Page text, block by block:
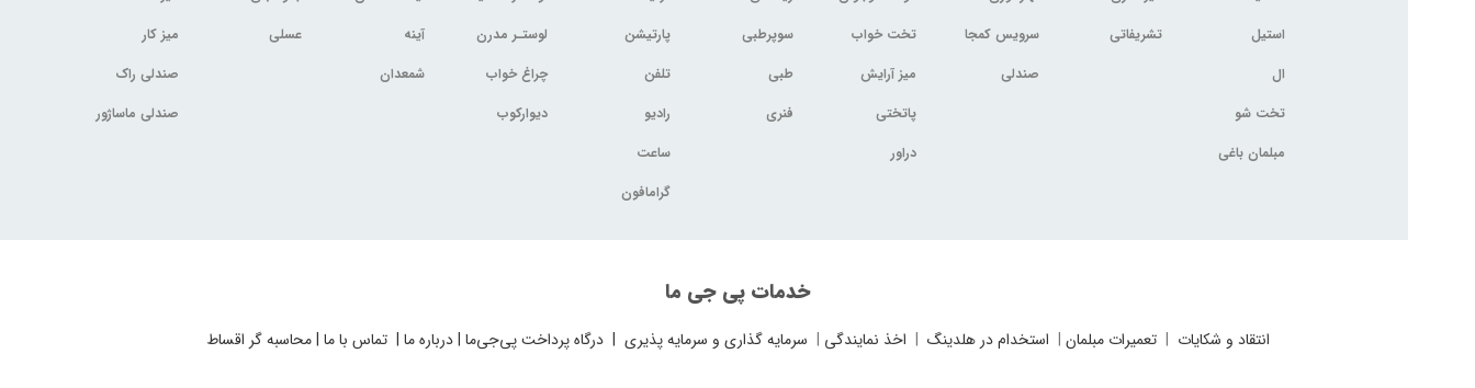
میز کار
صندلی راک
صندلی ماساژور
عسلی
آینه
شمعدان
لوستـر مدرن
چراغ خواب
دیوارکوب
پارتیشن
تلفن
رادیو
ساعت
گرامافون
سوپرطبی
طبی
فنری
تخت خواب
میز آرایش
پاتختی
دراور
سرویس کمجا
صندلی
تشریفاتی
استیل
ال
تخت شو
مبلمان باغی
خدمات پی جی ما
انتقاد و شکایات |تعمیرات مبلمان | استخدام در هلدینگ | اخذ نمایندگی | سرمایه گذاری و سرمایه پذیری | درگاه پرداخت پی‌جی‌ما | درباره ما | تماس با ما | محاسبه گر اقساط